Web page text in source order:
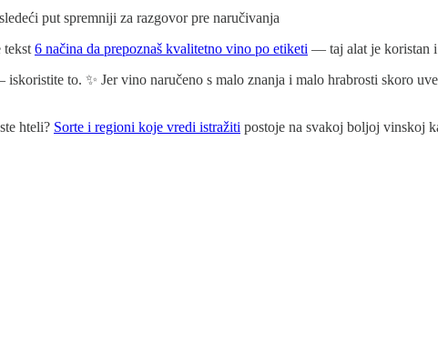
put spremniji za razgovor pre naručivanja
tekst 6 načina da prepoznaš kvalitetno vino po etiketi — taj alat je koristan
to. ✨ Jer vino naručeno s malo znanja i malo hrabrosti skoro
hteli? Sorte i regioni koje vredi istražiti postoje na svakoj boljoj vinskoj